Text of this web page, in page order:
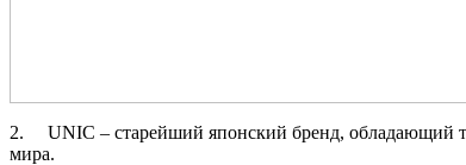
2. UNIC – старейший японский бренд, обладающий
мира.